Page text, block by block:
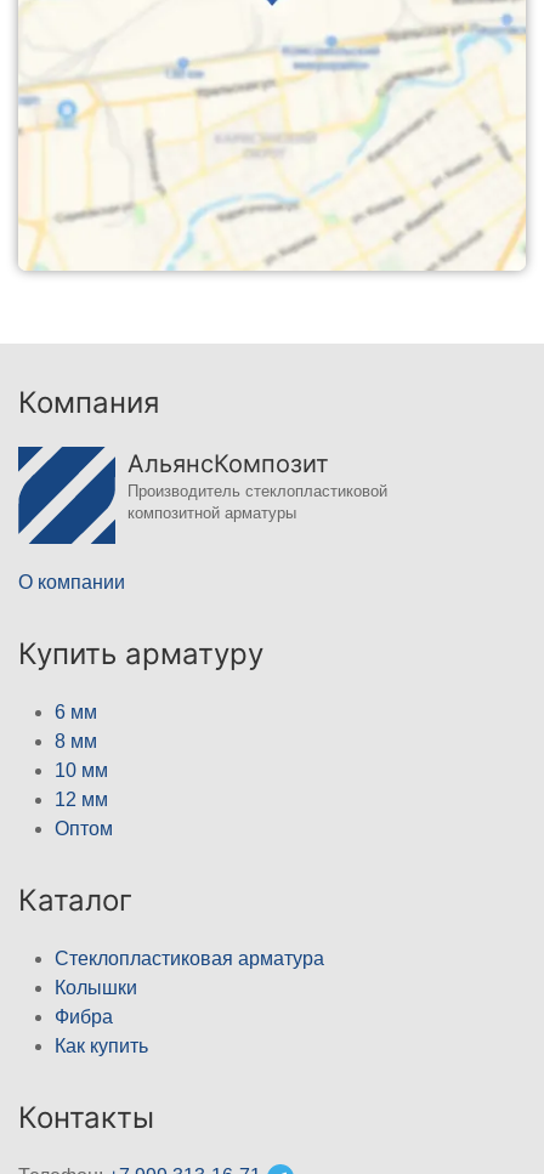
Компания
АльянсКомпозит
Производитель стеклопластиковой
композитной арматуры
О компании
Купить арматуру
6 мм
8 мм
10 мм
12 мм
Оптом
Каталог
Стеклопластиковая арматура
Колышки
Фибра
Как купить
Контакты